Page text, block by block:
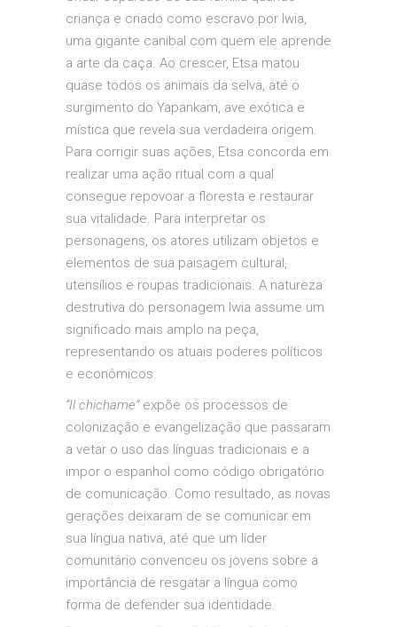
criança e criado como escravo por Iwia,
uma gigante canibal com quem ele aprende
a arte da caça. Ao crescer, Etsa matou
quase todos os animais da selva, até o
surgimento do Yapankam, ave exótica e
mística que revela sua verdadeira origem.
Para corrigir suas ações, Etsa concorda em
realizar uma ação ritual com a qual
consegue repovoar a floresta e restaurar
sua vitalidade. Para interpretar os
personagens, os atores utilizam objetos e
elementos de sua paisagem cultural,
utensílios e roupas tradicionais. A natureza
destrutiva do personagem Iwia assume um
significado mais amplo na peça,
representando os atuais poderes políticos
e econômicos.
“Il chichame”expõe os processos de
colonização e evangelização que passaram
a vetar o uso das línguas tradicionais e a
impor o espanhol como código obrigatório
de comunicação. Como resultado, as novas
gerações deixaram de se comunicar em
sua língua nativa, até que um líder
comunitário convenceu os jovens sobre a
importância de resgatar a língua como
forma de defender sua identidade.